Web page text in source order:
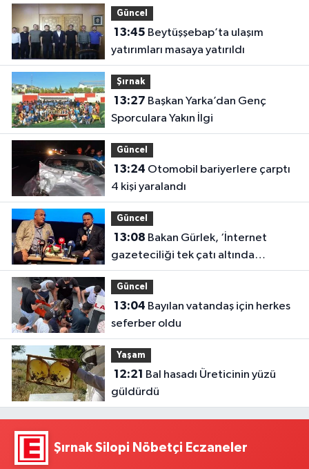
Güncel
13:45
yatırımları masaya yatırıldı
Şırnak
13:27
Sporculara Yakın İlgi
Güncel
13:24
4 kişi yaralandı
Güncel
13:08
gazeteciliği tek çatı altında
toplanmalı’
Güncel
13:04
seferber oldu
Yaşam
12:21
güldürdü
Şırnak Silopi Nöbetçi Eczaneler